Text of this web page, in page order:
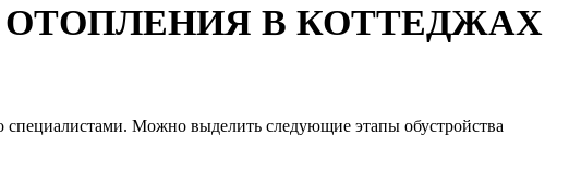
В КОТТЕДЖАХ
Можно выделить следующие этапы обустройства